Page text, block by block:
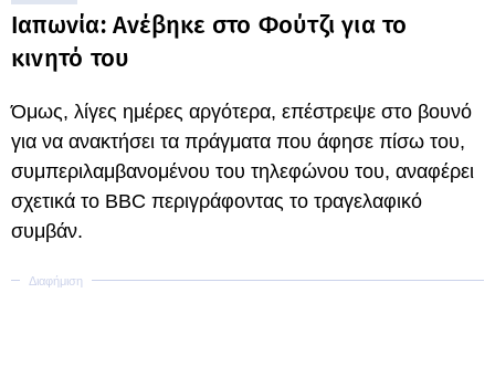
Ιαπωνία: Ανέβηκε στο Φούτζι για το
κινητό του
Όμως, λίγες ημέρες αργότερα, επέστρεψε στο βουνό
για να ανακτήσει τα πράγματα που άφησε πίσω του,
συμπεριλαμβανομένου του τηλεφώνου του, αναφέρει
σχετικά το BBC περιγράφοντας το τραγελαφικό
συμβάν.